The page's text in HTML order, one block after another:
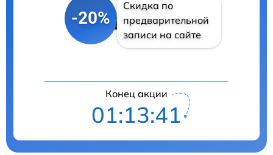
-20%
Скидка по
предварительной
записи на сайте
Конец акции
01:13:40